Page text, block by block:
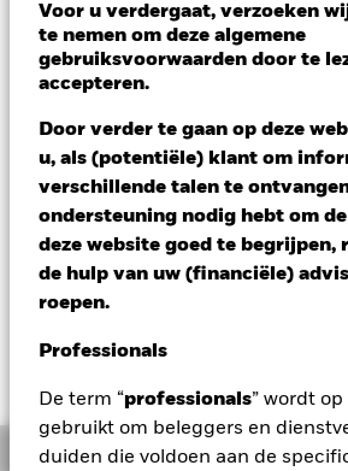
Voor u verdergaat, verzoeken
te nemen om deze algemene
gebruiksvoorwaarden door te
accepteren.
Door verder te gaan op deze
u, als (potentiële) klant om
verschillende talen te
ondersteuning nodig hebt om
deze website goed te begrijpen,
de hulp van uw (financiële)
roepen.
Professionals
De term “professionals” wordt
gebruikt om beleggers en
duiden die voldoen aan de
NAV per 07/aug/2026
USD 168,46
Variatie 52wk: 155,79 - 169,53
USD 0,10 (0,06%)
Overzicht